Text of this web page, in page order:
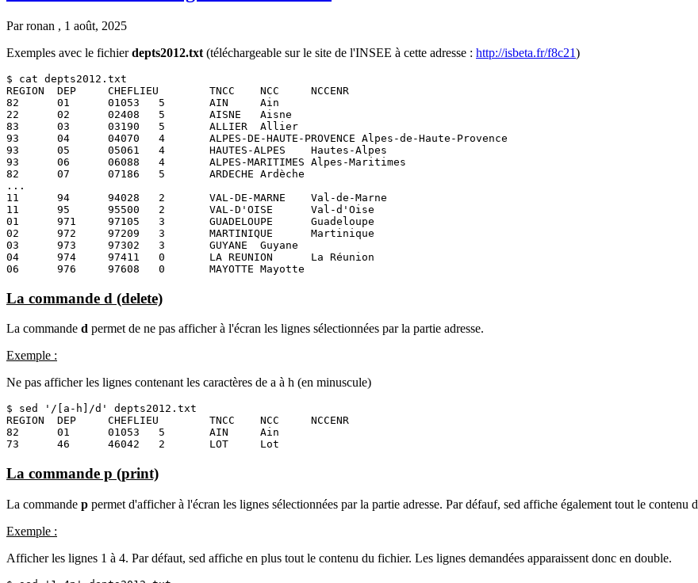
Parronan , 1 août, 2025
Exemples avec le fichierdepts2012.txt (téléchargeable sur le site de l'INSEE à cette adresse : http://isbeta.fr/f8c21)
$ cat depts2012.txt
REGION  DEP     CHEFLIEU        TNCC    NCC     NCCENR
82      01      01053   5       AIN     Ain
22      02      02408   5       AISNE   Aisne
83      03      03190   5       ALLIER  Allier
93      04      04070   4       ALPES-DE-HAUTE-PROVENCE Alpes-de-Haute-Provence
93      05      05061   4       HAUTES-ALPES    Hautes-Alpes
93      06      06088   4       ALPES-MARITIMES Alpes-Maritimes
82      07      07186   5       ARDECHE Ardèche
...
11      94      94028   2       VAL-DE-MARNE    Val-de-Marne
11      95      95500   2       VAL-D'OISE      Val-d'Oise
01      971     97105   3       GUADELOUPE      Guadeloupe
02      972     97209   3       MARTINIQUE      Martinique
03      973     97302   3       GUYANE  Guyane
04      974     97411   0       LA REUNION      La Réunion
06      976     97608   0       MAYOTTE Mayotte
La commande d (delete)
La commande d permet de ne pas afficher à l'écran les lignes sélectionnées par la partie adresse.
Exemple :
Ne pas afficher les lignes contenant les caractères de a à h (en minuscule)
$ sed '/[a-h]/d' depts2012.txt
REGION  DEP     CHEFLIEU        TNCC    NCC     NCCENR
82      01      01053   5       AIN     Ain
73      46      46042   2       LOT     Lot
La commande p (print)
La commande p permet d'afficher à l'écran les lignes sélectionnées par la partie adresse. Par défauf, sed affiche également tout le
Exemple :
Afficher les lignes 1 à 4. Par défaut, sed affiche en plus tout le contenu du fichier. Les lignes demandées apparaissent donc en double.